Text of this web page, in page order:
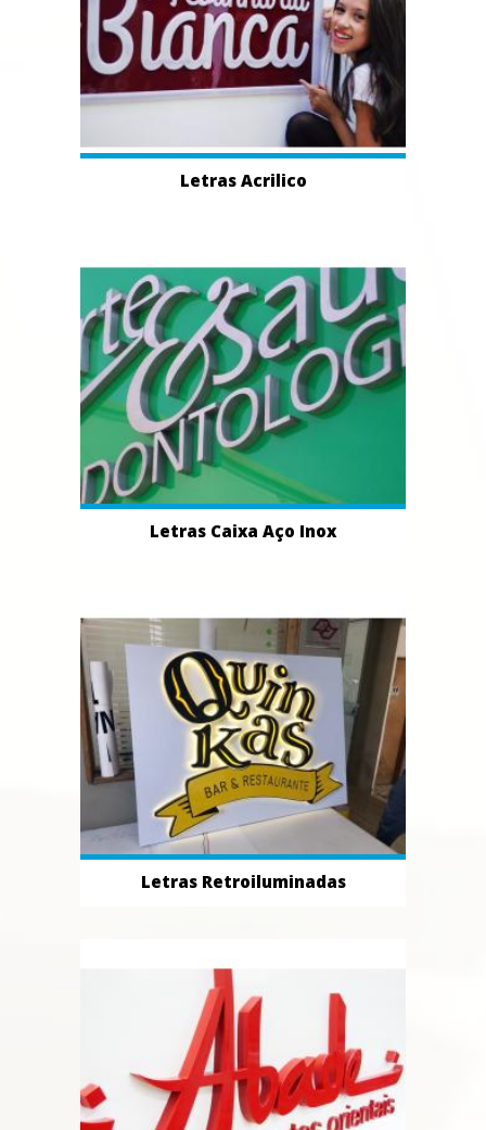
Letras Acrilico
Letras Caixa Aço Inox
Letras Retroiluminadas